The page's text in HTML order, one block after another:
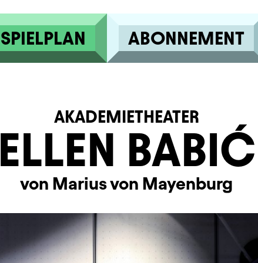
SPIELPLAN ABONNEMENT
ELLEN BABIĆ
AKADEMIETHEATER
von Marius von Mayenburg